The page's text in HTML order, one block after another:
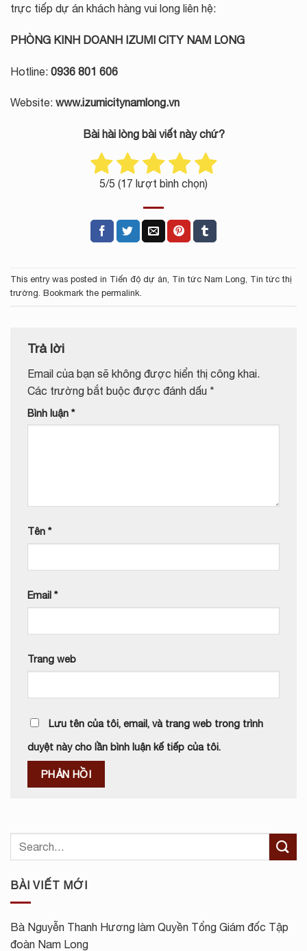
trực tiếp dự án khách hàng vui long liên hệ:
PHÒNG KINH DOANH IZUMI CITY NAM LONG
Hotline: 0936 801 606
Website: www.izumicitynamlong.vn
Bài hài lòng bài viết này chứ?
5/5 (17 lượt bình chọn)
This entry was posted in Tiến độ dự án, Tin tức Nam Long, Tin tức thị
trường. Bookmark the permalink.
Trả lời
Email của bạn sẽ không được hiển thị công khai.
Các trường bắt buộc được đánh dấu *
Bình luận *
Tên *
Email *
Trang web
Lưu tên của tôi, email, và trang web trong trình
duyệt này cho lần bình luận kế tiếp của tôi.
BÀI VIẾT MỚI
Bà Nguyễn Thanh Hương làm Quyền Tổng Giám đốc Tập
đoàn Nam Long